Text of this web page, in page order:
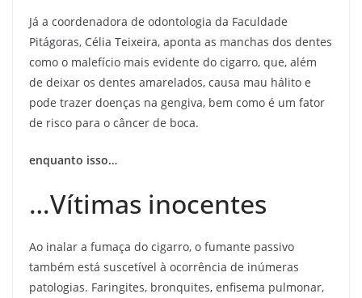
Já a coordenadora de odontologia da Faculdade
Pitágoras, Célia Teixeira, aponta as manchas dos dentes
como o malefício mais evidente do cigarro, que, além
de deixar os dentes amarelados, causa mau hálito e
pode trazer doenças na gengiva, bem como é um fator
de risco para o câncer de boca.
enquanto isso…
…Vítimas inocentes
Ao inalar a fumaça do cigarro, o fumante passivo
também está suscetível à ocorrência de inúmeras
patologias. Faringites, bronquites, enfisema pulmonar,